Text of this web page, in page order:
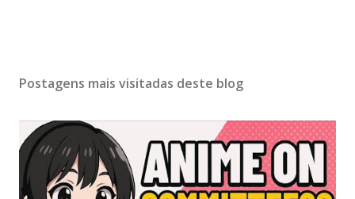
Postagens mais visitadas deste blog